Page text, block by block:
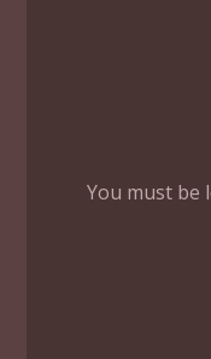
You must be